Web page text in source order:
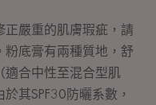
正嚴重的肌膚瑕疵，請
粉底膏有兩種質地，舒
適合中性至混合型肌
其SPF30防曬系數，